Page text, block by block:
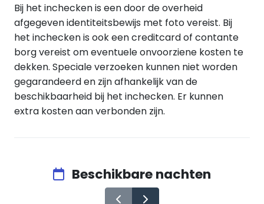
Bij het inchecken is een door de overheid
afgegeven identiteitsbewijs met foto vereist. Bij
het inchecken is ook een creditcard of contante
borg vereist om eventuele onvoorziene kosten te
dekken. Speciale verzoeken kunnen niet worden
gegarandeerd en zijn afhankelijk van de
beschikbaarheid bij het inchecken. Er kunnen
extra kosten aan verbonden zijn.
Beschikbare nachten